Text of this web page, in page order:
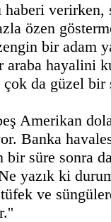
haberi verirken,
özen
bir adam
araba hayalini
çok da güzel
Amerikan
Banka
bir süre sonra
yazık ki
ve